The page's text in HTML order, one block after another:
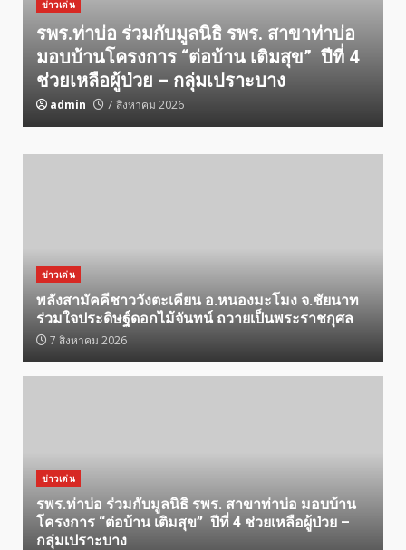
ข่าวเด่น
รพร.ท่าบ่อ ร่วมกับมูลนิธิ รพร. สาขาท่าบ่อ
มอบบ้านโครงการ “ต่อบ้าน เติมสุข” ปีที่ 4
ช่วยเหลือผู้ป่วย – กลุ่มเปราะบาง
admin 7 สิงหาคม 2026
ข่าวเด่น
พลังสามัคคีชาววังตะเคียน อ.หนองมะโมง จ.ชัยนาท
ร่วมใจประดิษฐ์ดอกไม้จันทน์ ถวายเป็นพระราชกุศล
7 สิงหาคม 2026
ข่าวเด่น
รพร.ท่าบ่อ ร่วมกับมูลนิธิ รพร. สาขาท่าบ่อ มอบบ้าน
โครงการ “ต่อบ้าน เติมสุข” ปีที่ 4 ช่วยเหลือผู้ป่วย –
กลุ่มเปราะบาง